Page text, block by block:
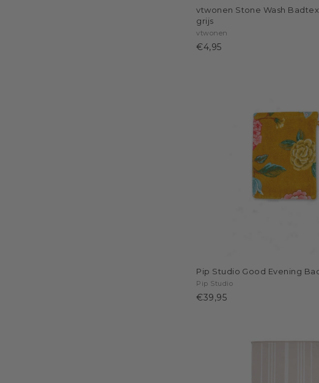
vtwonen Stone Wash
grijs
vtwonen
€4,95
Pip Studio Good Evening
Pip Studio
€39,95